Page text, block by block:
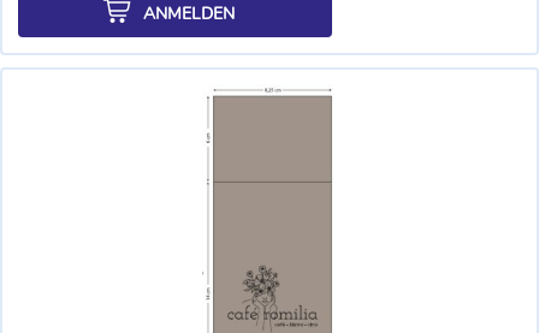
ANMELDEN